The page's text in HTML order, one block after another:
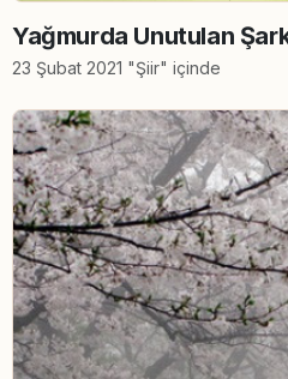
Yağmurda Unutulan
23 Şubat 2021 "Şiir" içinde